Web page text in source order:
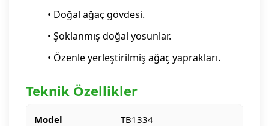
• Doğal ağaç gövdesi.
• Şoklanmış doğal yosunlar.
• Özenle yerleştirilmiş ağaç yaprakları.
Teknik Özellikler
Model TB1334